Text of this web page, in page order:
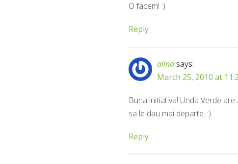
O facem! :)
Reply
alinasays:
March 25, 2010 at
Buna initiativa! Unda Verde
sa le dau mai departe. :)
Reply